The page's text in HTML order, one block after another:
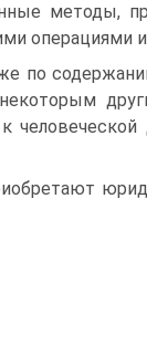
методы,
операциями
по